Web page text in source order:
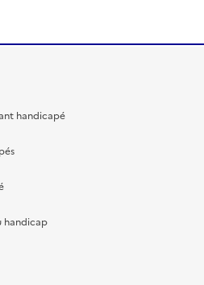
handicapé
handicap